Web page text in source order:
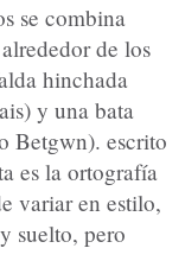
se combina
de los
hinchada
y una bata
Betgwn). escrito
es la ortografía
variar en estilo,
suelto, pero